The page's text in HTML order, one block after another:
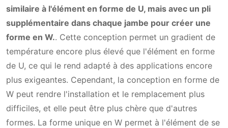
similaire à l'élément en forme de U, mais avec un pli
supplémentaire dans chaque jambe pour créer une
forme en W.. Cette conception permet un gradient de
température encore plus élevé que l'élément en forme
de U, ce qui le rend adapté à des applications encore
plus exigeantes. Cependant, la conception en forme de
W peut rendre l'installation et le remplacement plus
difficiles, et elle peut être plus chère que d'autres
formes. La forme unique en W permet à l'élément de se